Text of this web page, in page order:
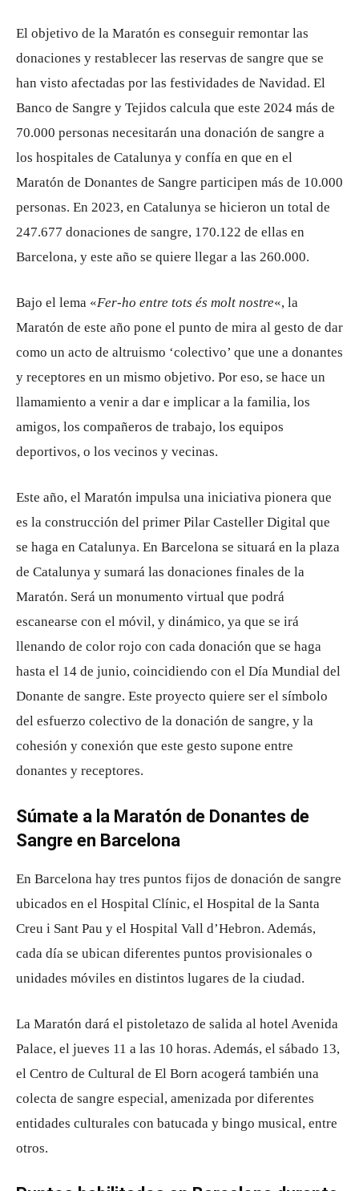
El objetivo de la Maratón es conseguir remontar las
donaciones y restablecer las reservas de sangre que se
han visto afectadas por las festividades de Navidad. El
Banco de Sangre y Tejidos calcula que este 2024 más de
70.000 personas necesitarán una donación de sangre a
los hospitales de Catalunya y confía en que en el
Maratón de Donantes de Sangre participen más de 10.000
personas. En 2023, en Catalunya se hicieron un total de
247.677 donaciones de sangre, 170.122 de ellas en
Barcelona, ​​y este año se quiere llegar a las 260.000.
Bajo el lema «Fer-ho entre tots és molt nostre«, la
Maratón de este año pone el punto de mira al gesto de dar
como un acto de altruismo ‘colectivo’ que une a donantes
y receptores en un mismo objetivo. Por eso, se hace un
llamamiento a venir a dar e implicar a la familia, los
amigos, los compañeros de trabajo, los equipos
deportivos, o los vecinos y vecinas.
Este año, el Maratón impulsa una iniciativa pionera que
es la construcción del primer Pilar Casteller Digital que
se haga en Catalunya. En Barcelona se situará en la plaza
de Catalunya y sumará las donaciones finales de la
Maratón. Será un monumento virtual que podrá
escanearse con el móvil, y dinámico, ya que se irá
llenando de color rojo con cada donación que se haga
hasta el 14 de junio, coincidiendo con el Día Mundial del
Donante de sangre. Este proyecto quiere ser el símbolo
del esfuerzo colectivo de la donación de sangre, y la
cohesión y conexión que este gesto supone entre
donantes y receptores.
Súmate a la Maratón de Donantes de
Sangre en Barcelona
En Barcelona hay tres puntos fijos de donación de sangre
ubicados en el Hospital Clínic, el Hospital de la Santa
Creu i Sant Pau y el Hospital Vall d’Hebron. Además,
cada día se ubican diferentes puntos provisionales o
unidades móviles en distintos lugares de la ciudad.
La Maratón dará el pistoletazo de salida al hotel Avenida
Palace, el jueves 11 a las 10 horas. Además, el sábado 13,
el Centro de Cultural de El Born acogerá también una
colecta de sangre especial, amenizada por diferentes
entidades culturales con batucada y bingo musical, entre
otros.